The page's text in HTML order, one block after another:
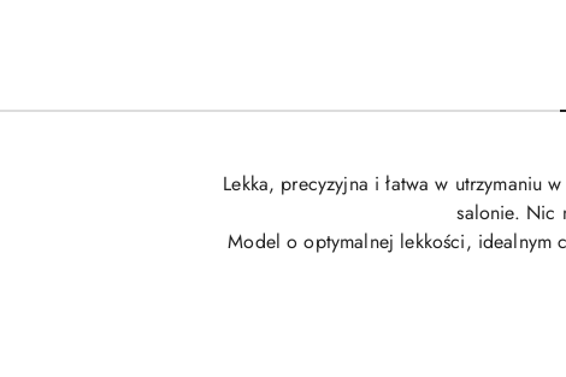
Lekka, precyzyjna i łatwa w utrzymaniu
salonie. Nic
Model o optymalnej lekkości, idealnym